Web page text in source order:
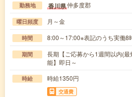
勤務地 香川県仲多度郡
曜日頻度 月～金
時間 8:00～17:00※表記のうち実働8
期間
長期【ご応募から1週間以内(
能】即日～
時給 時給1350円
交通費